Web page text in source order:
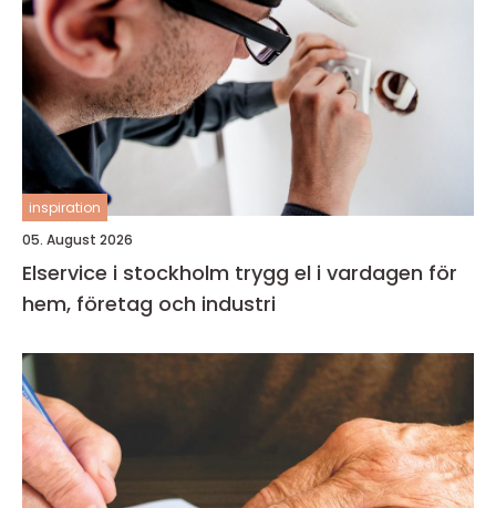
inspiration
05. August 2026
Elservice i stockholm trygg el i vardagen för
hem, företag och industri